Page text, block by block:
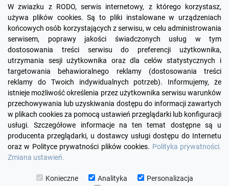
FacebookYouTubePinterest
W zwiazku z RODO, serwis internetowy, z którego korzystasz,
używa plików cookies. Są to pliki instalowane w urządzeniach
końcowych osób korzystających z serwisu, w celu administrowania
serwisem, poprawy jakości świadczonych usług w tym
dostosowania treści serwisu do preferencji użytkownika,
utrzymania sesji użytkownika oraz dla celów statystycznych i
targetowania behawioralnego reklamy (dostosowania treści
reklamy do Twoich indywidualnych potrzeb). Informujemy, że
istnieje możliwość określenia przez użytkownika serwisu warunków
przechowywania lub uzyskiwania dostępu do informacji zawartych
w plikach cookies za pomocą ustawień przeglądarki lub konfiguracji
usługi. Szczegółowe informacje na ten temat dostępne są u
producenta przeglądarki, u dostawcy usługi dostępu do Internetu
oraz w Polityce prywatności plików cookies. Polityka prywatności.
Zmiana ustawień.
Konieczne Analityka
Personalizacja
PRODUKTY 
INFORMACJE 